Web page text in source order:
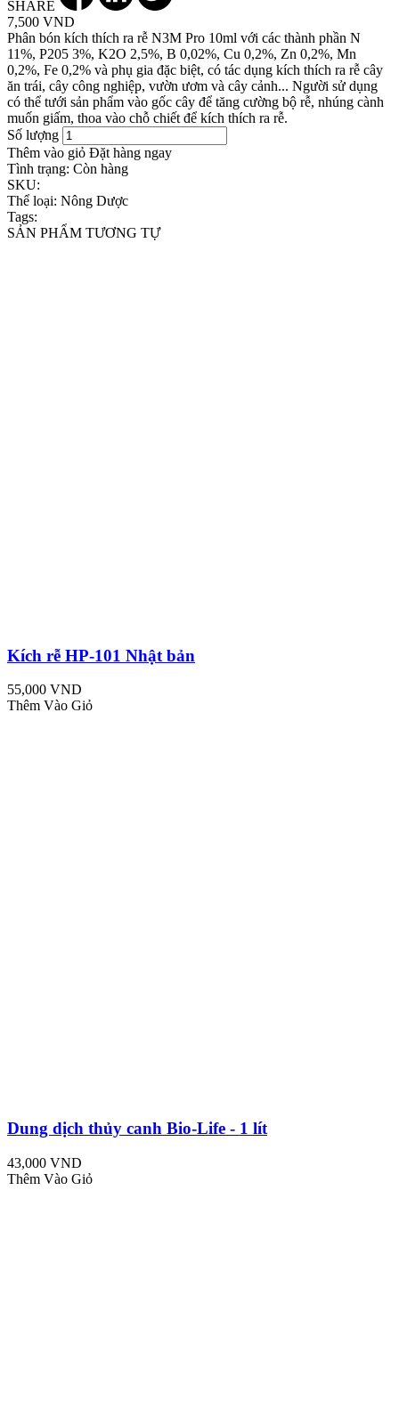
SHARE
7,500 VND
Phân bón kích thích ra rễ N3M Pro 10ml với các thành phần N
11%, P205 3%, K2O 2,5%, B 0,02%, Cu 0,2%, Zn 0,2%, Mn
0,2%, Fe 0,2% và phụ gia đặc biệt, có tác dụng kích thích ra rễ cây
ăn trái, cây công nghiệp, vườn ươm và cây cảnh... Người sử dụng
có thể tưới sản phẩm vào gốc cây để tăng cường bộ rễ, nhúng cành
muốn giấm, thoa vào chỗ chiết để kích thích ra rễ.
Số lượng
Thêm vào giỏ Đặt hàng ngay
Tình trạng: Còn hàng
SKU:
Thể loại: Nông Dược
Tags:
SẢN PHẨM TƯƠNG TỰ
Kích rễ HP-101 Nhật bản
55,000 VND
Thêm Vào Giỏ
Dung dịch thủy canh Bio-Life - 1 lít
43,000 VND
Thêm Vào Giỏ